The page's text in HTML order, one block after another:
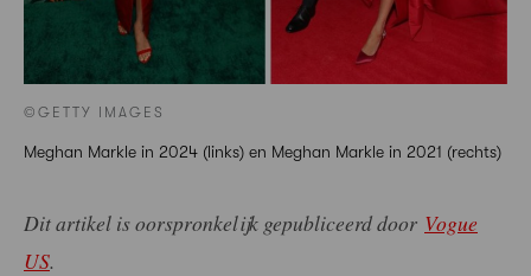
©GETTY IMAGES
Meghan Markle in 2024 (links) en Meghan Markle in 2021 (rechts)
Dit artikel is oorspronkelijk gepubliceerd door Vogue
US.